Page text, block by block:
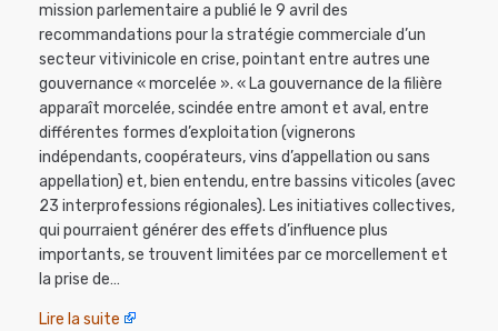
mission parlementaire a publié le 9 avril des
recommandations pour la stratégie commerciale d’un
secteur vitivinicole en crise, pointant entre autres une
gouvernance « morcelée ». « La gouvernance de la filière
apparaît morcelée, scindée entre amont et aval, entre
différentes formes d’exploitation (vignerons
indépendants, coopérateurs, vins d’appellation ou sans
appellation) et, bien entendu, entre bassins viticoles (avec
23 interprofessions régionales). Les initiatives collectives,
qui pourraient générer des effets d’influence plus
importants, se trouvent limitées par ce morcellement et
la prise de…
Lire la suite